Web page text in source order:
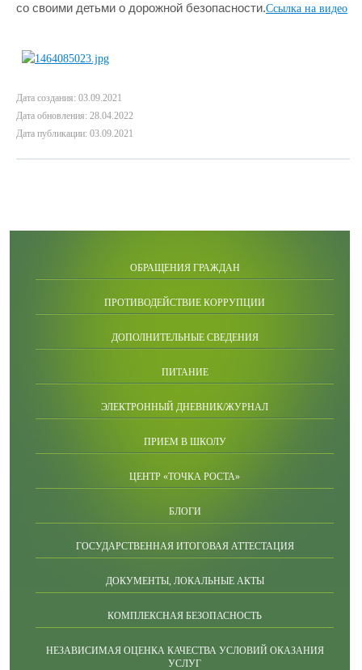
со своими детьми о дорожной безопасности.Ccылка на видео
Дата создания: 03.09.2021
Дата обновления: 28.04.2022
Дата публикации: 03.09.2021
ОБРАЩЕНИЯ ГРАЖДАН
ПРОТИВОДЕЙСТВИЕ КОРРУПЦИИ
ДОПОЛНИТЕЛЬНЫЕ СВЕДЕНИЯ
ПИТАНИЕ
ЭЛЕКТРОННЫЙ ДНЕВНИК/ЖУРНАЛ
ПРИЕМ В ШКОЛУ
ЦЕНТР «ТОЧКА РОСТА»
БЛОГИ
ГОСУДАРСТВЕННАЯ ИТОГОВАЯ АТТЕСТАЦИЯ
ДОКУМЕНТЫ, ЛОКАЛЬНЫЕ АКТЫ
КОМПЛЕКСНАЯ БЕЗОПАСНОСТЬ
НЕЗАВИСИМАЯ ОЦЕНКА КАЧЕСТВА УСЛОВИЙ ОКАЗАНИЯ
УСЛУГ